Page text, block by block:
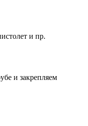
и пр.
и закрепляем